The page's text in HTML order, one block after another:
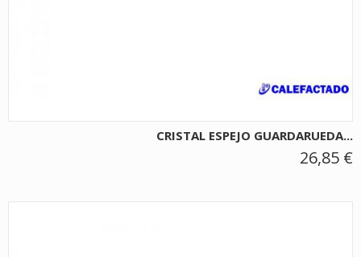
CRISTAL ESPEJO GUARDARUEDA...
26,85 €